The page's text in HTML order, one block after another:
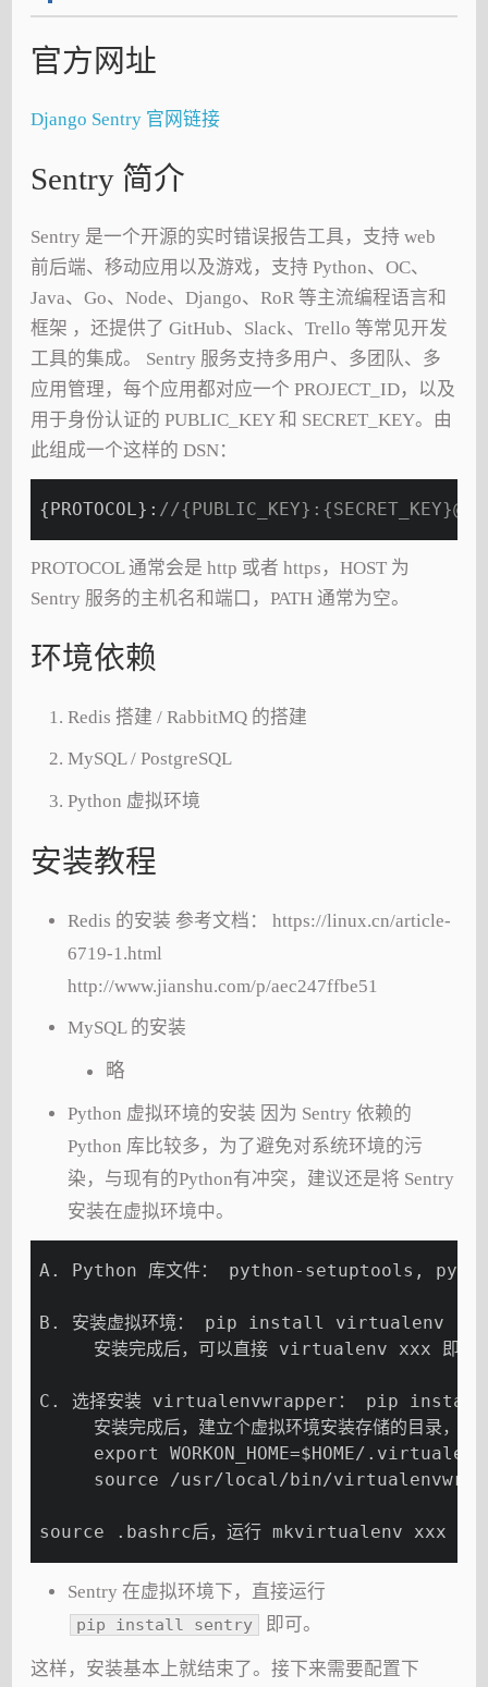
官方网址
Django Sentry 官网链接
Sentry 简介
Sentry 是一个开源的实时错误报告工具，支持 web
前后端、移动应用以及游戏，支持 Python、OC、
Java、Go、Node、Django、RoR 等主流编程语言和
框架 ，还提供了 GitHub、Slack、Trello 等常见开发
工具的集成。 Sentry 服务支持多用户、多团队、多
应用管理，每个应用都对应一个 PROJECT_ID，以及
用于身份认证的 PUBLIC_KEY 和 SECRET_KEY。由
此组成一个这样的 DSN：
{PROTOCOL}: //
PROTOCOL 通常会是 http 或者 https，HOST 为
Sentry 服务的主机名和端口，PATH 通常为空。
环境依赖
Redis 搭建 / RabbitMQ 的搭建
MySQL / PostgreSQL
Python 虚拟环境
安装教程
Redis 的安装 参考文档： https://linux.cn/article-
6719-1.html
http://www.jianshu.com/p/aec247ffbe51
MySQL 的安装
略
Python 虚拟环境的安装 因为 Sentry 依赖的
Python 库比较多，为了避免对系统环境的污
染，与现有的Python有冲突，建议还是将 Sentry
安装在虚拟环境中。
A. Python 库文件： python-setuptools,
B. 安装虚拟环境： pip install virtualenv
安装完成后，可以直接 virtualenv xxx 即可
C. 选择安装 virtualenvwrapper： pip
安装完成后，建立个虚拟环境安装存储的目录
export WORKON_HOME=$HOME/
source /usr/local/bin/
source .bashrc后，运行 mkvirtualenv xxx 即可
Sentry 在虚拟环境下，直接运行
pip install sentry 即可。
这样，安装基本上就结束了。接下来需要配置下